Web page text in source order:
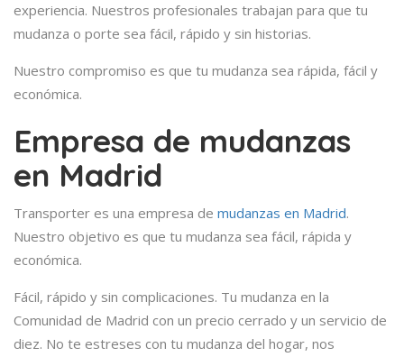
experiencia. Nuestros profesionales trabajan para que tu
mudanza o porte sea fácil, rápido y sin historias.
Nuestro compromiso es que tu mudanza sea rápida, fácil y
económica.
Empresa de mudanzas
en Madrid
Transporter es una empresa de mudanzas en Madrid.
Nuestro objetivo es que tu mudanza sea fácil, rápida y
económica.
Fácil, rápido y sin complicaciones. Tu mudanza en la
Comunidad de Madrid con un precio cerrado y un servicio de
diez. No te estreses con tu mudanza del hogar, nos